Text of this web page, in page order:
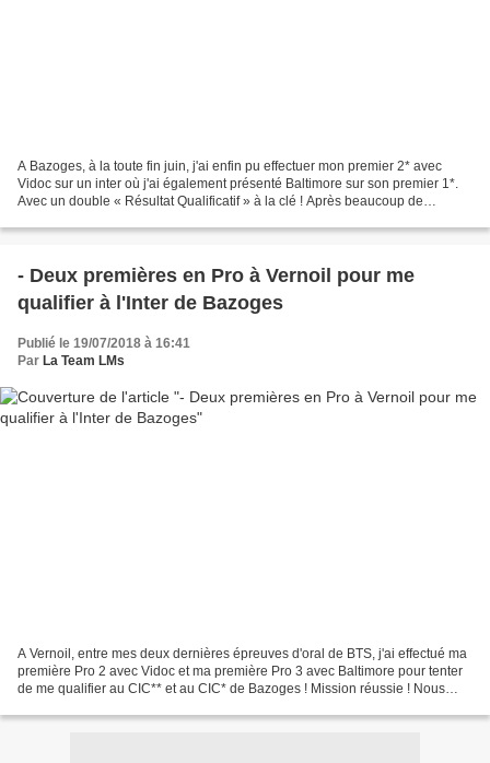
A Bazoges, à la toute fin juin, j'ai enfin pu effectuer mon premier 2* avec
Vidoc sur un inter où j'ai également présenté Baltimore sur son premier 1*.
Avec un double « Résultat Qualificatif » à la clé ! Après beaucoup de
- Deux premières en Pro à Vernoil pour me
qualifier à l'Inter de Bazoges
Publié le 19/07/2018 à 16:41
Par La Team LMs
A Vernoil, entre mes deux dernières épreuves d'oral de BTS, j'ai effectué ma
première Pro 2 avec Vidoc et ma première Pro 3 avec Baltimore pour tenter
de me qualifier au CIC** et au CIC* de Bazoges ! Mission réussie ! Nous